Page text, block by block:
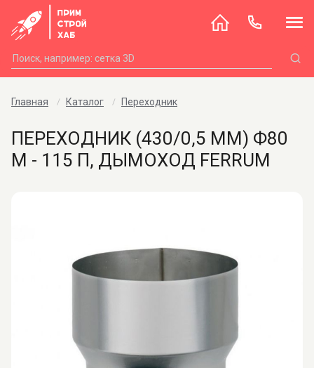
Главная Каталог Переходник
ПЕРЕХОДНИК (430/0,5 ММ) Ф80
М - 115 П, ДЫМОХОД FERRUM